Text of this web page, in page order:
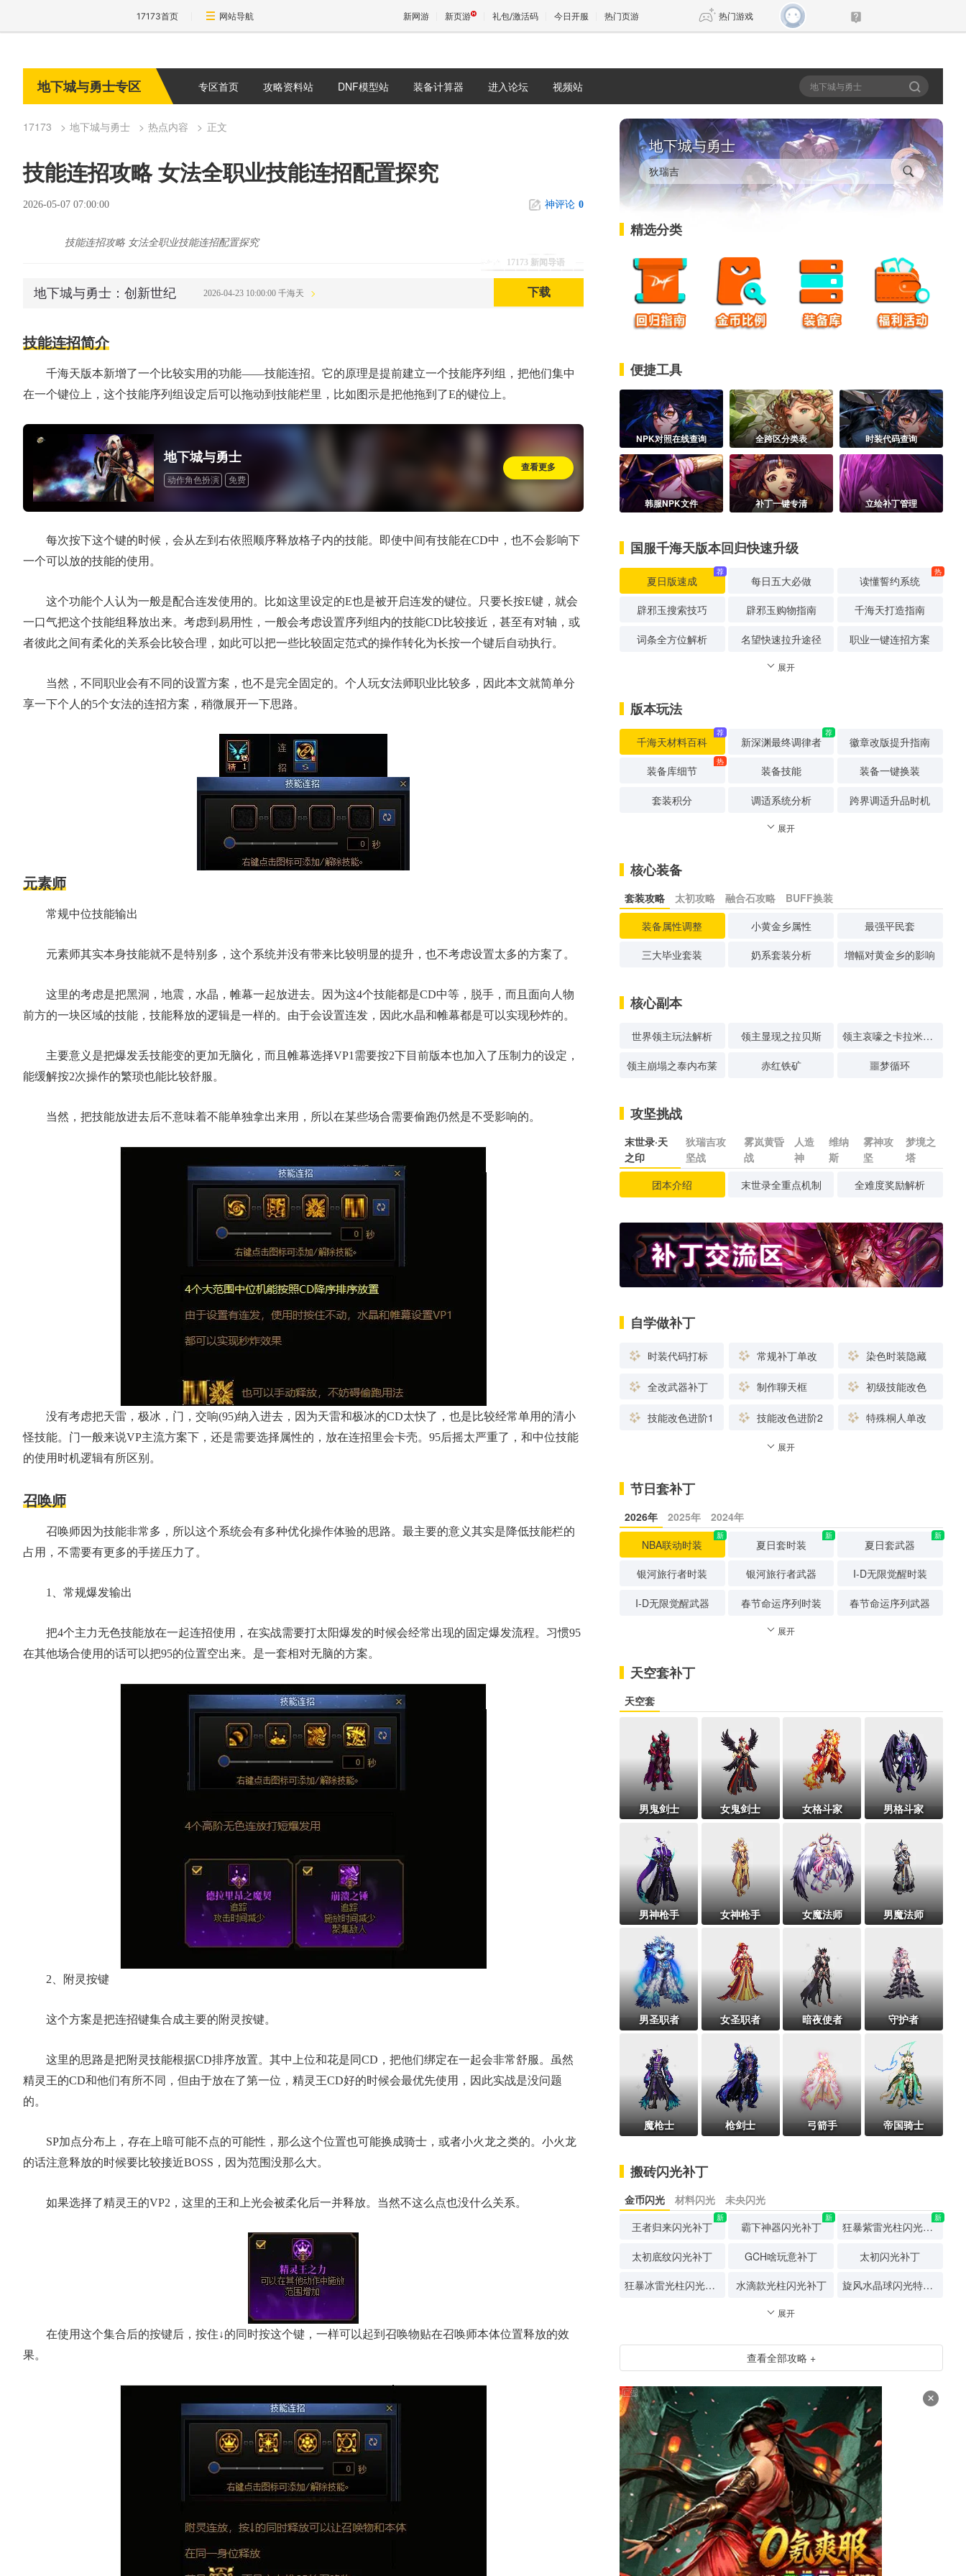
17173首页 网站导航 新网游 新页游 礼包/激活码 今日开服 热门页游 热门游戏
天堂 剑网3旗舰版 新天龙八部
王权与自由 诛仙世界 新仙侠5
地下城与勇士专区 专区首页 攻略资料站 DNF模型站 装备计算器 进入论坛 视频站
17173 地下城与勇士 热点内容 正文
技能连招攻略 女法全职业技能连招配置探究
2026-05-07 07:00:00 神评论 0
17173 新闻导语
技能连招攻略 女法全职业技能连招配置探究
地下城与勇士：创新世纪 2026-04-23 10:00:00 千海天 下载
技能连招简介
千海天版本新增了一个比较实用的功能——技能连招。它的原理是提前建立一个技能序列组，把他们集中
在一个键位上，这个技能序列组设定后可以拖动到技能栏里，比如图示是把他拖到了E的键位上。
地下城与勇士
动作角色扮演 免费
查看更多
每次按下这个键的时候，会从左到右依照顺序释放格子内的技能。即使中间有技能在CD中，也不会影响下
一个可以放的技能的使用。
这个功能个人认为一般是配合连发使用的。比如这里设定的E也是被开启连发的键位。只要长按E键，就会
一口气把这个技能组释放出来。考虑到易用性，一般会考虑设置序列组内的技能CD比较接近，甚至有对轴，或
者彼此之间有柔化的关系会比较合理，如此可以把一些比较固定范式的操作转化为长按一个键后自动执行。
当然，不同职业会有不同的设置方案，也不是完全固定的。个人玩女法师职业比较多，因此本文就简单分
享一下个人的5个女法的连招方案，稍微展开一下思路。
元素师
常规中位技能输出
元素师其实本身技能就不是特别多，这个系统并没有带来比较明显的提升，也不考虑设置太多的方案了。
这里的考虑是把黑洞，地震，水晶，帷幕一起放进去。因为这4个技能都是CD中等，脱手，而且面向人物
前方的一块区域的技能，技能释放的逻辑是一样的。由于会设置连发，因此水晶和帷幕都是可以实现秒炸的。
主要意义是把爆发丢技能变的更加无脑化，而且帷幕选择VP1需要按2下目前版本也加入了压制力的设定，
能缓解按2次操作的繁琐也能比较舒服。
当然，把技能放进去后不意味着不能单独拿出来用，所以在某些场合需要偷跑仍然是不受影响的。
没有考虑把天雷，极冰，门，交响(95)纳入进去，因为天雷和极冰的CD太快了，也是比较经常单用的清小
怪技能。门一般来说VP主流方案下，还是需要选择属性的，放在连招里会卡壳。95后摇太严重了，和中位技能
的使用时机逻辑有所区别。
召唤师
召唤师因为技能非常多，所以这个系统会有多种优化操作体验的思路。最主要的意义其实是降低技能栏的
占用，不需要有更多的手搓压力了。
1、常规爆发输出
把4个主力无色技能放在一起连招使用，在实战需要打太阳爆发的时候会经常出现的固定爆发流程。习惯95
在其他场合使用的话可以把95的位置空出来。是一套相对无脑的方案。
2、附灵按键
这个方案是把连招键集合成主要的附灵按键。
这里的思路是把附灵技能根据CD排序放置。其中上位和花是同CD，把他们绑定在一起会非常舒服。虽然
精灵王的CD和他们有所不同，但由于放在了第一位，精灵王CD好的时候会最优先使用，因此实战是没问题
的。
SP加点分布上，存在上暗可能不点的可能性，那么这个位置也可能换成骑士，或者小火龙之类的。小火龙
的话注意释放的时候要比较接近BOSS，因为范围没那么大。
如果选择了精灵王的VP2，这里的王和上光会被柔化后一并释放。当然不这么点也没什么关系。
在使用这个集合后的按键后，按住↓的同时按这个键，一样可以起到召唤物贴在召唤师本体位置释放的效
果。
地下城与勇士
精选分类
便捷工具
NPK对照在线查询 全跨区分类表 时装代码查询
韩服NPK文件 补丁一键专清 立绘补丁管理
国服千海天版本回归快速升级
夏日版速成
荐
每日五大必做 读懂誓约系统
热
辟邪玉搜索技巧 辟邪玉购物指南 千海天打造指南
词条全方位解析 名望快速拉升途径 职业一键连招方案
展开
版本玩法
千海天材料百科
荐
新深渊最终调律者
荐
徽章改版提升指南
装备库细节
热
装备技能 装备一键换装
套装积分 调适系统分析 跨界调适升品时机
展开
核心装备
套装攻略 太初攻略 融合石攻略
BUFF换装
装备属性调整
小黄金乡属性 最强平民套
三大毕业套装 奶系套装分析 增幅对黄金乡的影响
核心副本
世界领主玩法解析 领主显现之拉贝斯 领主哀嚎之卡拉米塔斯
领主崩塌之泰内布莱 赤红铁矿 噩梦循环
攻坚挑战
末世录·天
之印
狄瑞吉攻
坚战
雾岚黄昏
战
人造
神
维纳
斯
雾神攻
坚
梦境之
塔
团本介绍
末世录全重点机制 全难度奖励解析
自学做补丁
时装代码打标 常规补丁单改 染色时装隐藏
全改武器补丁 制作聊天框 初级技能改色
技能改色进阶1 技能改色进阶2 特殊桐人单改
展开
节日套补丁
2026年 2025年
2024年
NBA联动时装
新
夏日套时装
新
夏日套武器
新
银河旅行者时装 银河旅行者武器 I-D无限觉醒时装
I-D无限觉醒武器 春节命运序列时装 春节命运序列武器
展开
天空套补丁
天空套
男鬼剑士 女鬼剑士 女格斗家 男格斗家
男神枪手 女神枪手 女魔法师 男魔法师
男圣职者 女圣职者 暗夜使者 守护者
魔枪士 枪剑士 弓箭手 帝国骑士
搬砖闪光补丁
金币闪光 材料闪光
未央闪光
王者归来闪光补丁
新
霸下神器闪光补丁
新
狂暴紫雷光柱闪光补丁
新
太初底纹闪光补丁 GCH啥玩意补丁 太初闪光补丁
狂暴冰雷光柱闪光补丁 水滴款光柱闪光补丁 旋风水晶球闪光特效补丁
展开
查看全部攻略 +
×